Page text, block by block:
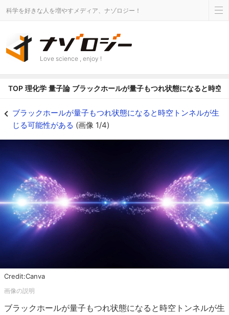
科学を好きな人を増やすメディア、ナゾロジー！
Love science , enjoy !
TOP 理化学 量子論 ブラックホールが量子もつれ状態になると時空
ブラックホールが量子もつれ状態になると時空トンネルが生
じる可能性がある (画像 1/4)
Credit:Canva
ブラックホールが量子もつれ状態になると時空トンネルが生